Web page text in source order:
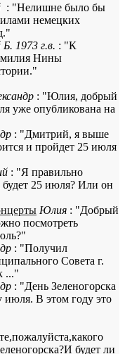
: "Нелишне было бы
немецких
1973 г.в. : "К
Нины
: "Юлия, добрый
уже опубликована на
: "Дмитрий, я выше
и пройдет 25 июля
: "Я правильно
25 июля? Или он
Юлия : "Добрый
посмотреть
: "Получил
Совета г.
..."
: "День Зеленогорска
июля. В этом году это
будет ли